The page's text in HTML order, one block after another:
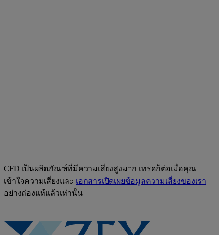
CFD เป็นผลิตภัณฑ์ที่มีความเสี่ยงสูงมาก เทรดก็ต่อเมื่อคุณ
เข้าใจความเสี่ยงและ เอกสารเปิดเผยข้อมูลความเสี่ยงของเรา
อย่างถ่องแท้แล้วเท่านั้น